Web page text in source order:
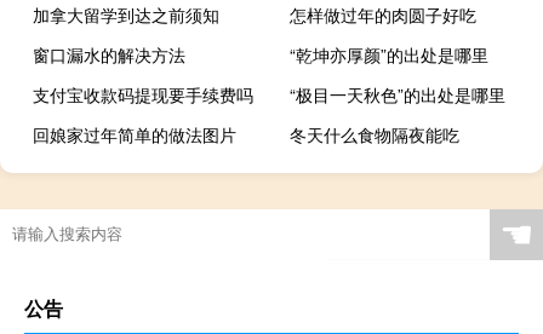
加拿大留学到达之前须知
怎样做过年的肉圆子好吃
窗口漏水的解决方法
“乾坤亦厚颜”的出处是哪里
支付宝收款码提现要手续费吗
“极目一天秋色”的出处是哪里
回娘家过年简单的做法图片
冬天什么食物隔夜能吃
☚
公告